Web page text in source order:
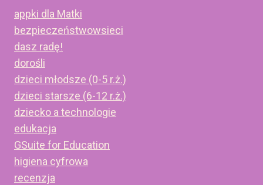
appki dla Matki
bezpieczeństwowsieci
dasz radę!
dorośli
dzieci młodsze (0-5 r.ż.)
dzieci starsze (6-12 r.ż.)
dziecko a technologie
edukacja
GSuite for Education
higiena cyfrowa
recenzja